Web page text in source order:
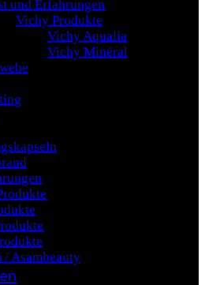
und Erfahrungen
Vichy Produkte
Vichy Aqualia
Vichy Minéral
/ Asambeauty